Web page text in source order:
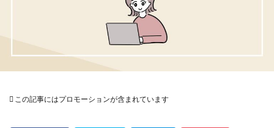
この記事にはプロモーションが含まれています